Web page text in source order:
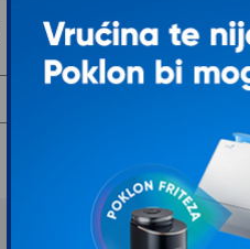
postavite pitanje